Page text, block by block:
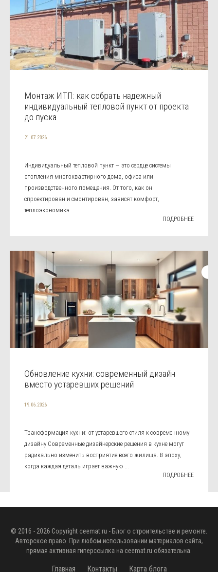
Монтаж ИТП: как собрать надежный
индивидуальный тепловой пункт от проекта
до пуска
21.07.2026
Индивидуальный тепловой пункт — это сердце системы
отопления многоквартирного дома, офиса или
производственного помещения. От того, как он
спроектирован и смонтирован, зависят комфорт,
теплоэкономика ...
ПОДРОБНЕЕ
Обновление кухни: современный дизайн
вместо устаревших решений
19.06.2026
Трансформация кухни: от устаревшего стиля к современному
дизайну Современные дизайнерские решения в кухне могут
радикально изменить восприятие всего жилища. В эпоху,
когда каждая деталь играет важную ...
ПОДРОБНЕЕ
© 2016 - 2026 Copyright ceemat.ru - Блог о строительстве и ремонте.
Авторское право. При любом использовании материалов сайта,
прямая активная гиперссылка на ceemat.ru обязательна.
Главная Контакты Карта блога